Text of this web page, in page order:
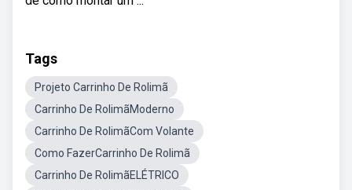
Tags
Projeto Carrinho De Rolimã
Carrinho De RolimãModerno
Carrinho De RolimãCom Volante
Como FazerCarrinho De Rolimã
Carrinho De RolimãELÉTRICO